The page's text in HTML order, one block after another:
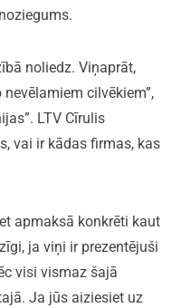
noliedz. Viņaprāt,
cilvēkiem”,
LTV Cīrulis
vai ir kādas firmas, kas
apmaksā konkrēti kaut
ja viņi ir prezentējuši
visi vismaz šajā
Ja jūs aiziesiet uz